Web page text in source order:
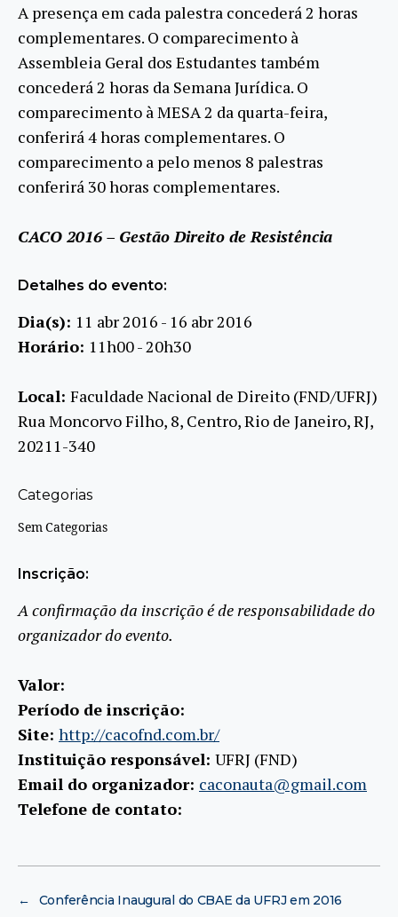
A presença em cada palestra concederá 2 horas
complementares. O comparecimento à
Assembleia Geral dos Estudantes também
concederá 2 horas da Semana Jurídica. O
comparecimento à MESA 2 da quarta-feira,
conferirá 4 horas complementares. O
comparecimento a pelo menos 8 palestras
conferirá 30 horas complementares.
CACO 2016 – Gestão Direito de Resistência
Detalhes do evento:
Dia(s): 11 abr 2016 - 16 abr 2016
Horário: 11h00 - 20h30
Local: Faculdade Nacional de Direito (FND/UFRJ)
Rua Moncorvo Filho, 8, Centro, Rio de Janeiro, RJ,
20211-340
Categorias
Sem Categorias
Inscrição:
A confirmação da inscrição é de responsabilidade do
organizador do evento.
Valor:
Período de inscrição:
Site: http://cacofnd.com.br/
Instituição responsável: UFRJ (FND)
Email do organizador: caconauta@gmail.com
Telefone de contato:
←
Conferência Inaugural do CBAE da UFRJ em 2016